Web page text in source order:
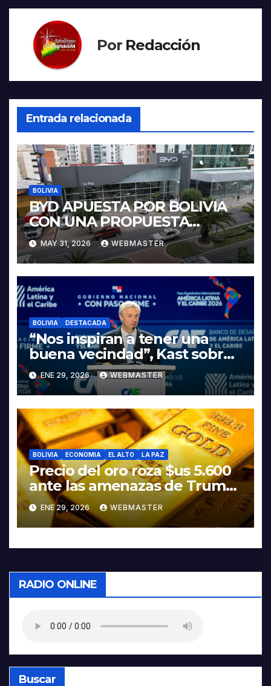
Por Redacción
Entrada relacionada
BOLIVIA
BYD APUESTA POR BOLIVIA
CON UNA PROPUESTA
INTEGRAL PARA IMPULSAR
LA ELECTROMOVILIDAD Y LA
INDUSTRIALIZACIÓN DEL
LITIO
MAY 31, 2026 WEBMASTER
BOLIVIA DESTACADA
“Nos inspiran a tener una
buena vecindad”, Kast sobre
discurso del presidente
Rodrigo Paz
ENE 29, 2026 WEBMASTER
BOLIVIA ECONOMIA EL ALTO LA PAZ
Precio del oro roza $us 5.600
ante las amenazas de Trump
contra Irán
ENE 29, 2026 WEBMASTER
RADIO ONLINE
Buscar